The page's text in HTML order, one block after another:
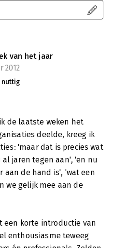
van het jaar
2012
nuttig
de laatste weken het
deelde, kreeg ik
'maar dat is precies wat
jaren tegen aan', 'en nu
aan de hand is', 'wat een
we gelijk mee aan de
een korte introductie van
enthousiasme teweeg